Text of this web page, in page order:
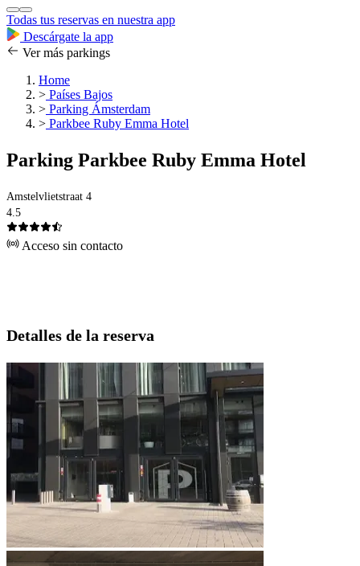
Todas tus reservas en nuestra app
Descárgate la app
Ver más parkings
Home
> Países Bajos
> Parking Ámsterdam
> Parkbee Ruby Emma Hotel
Parking Parkbee Ruby Emma Hotel
Amstelvlietstraat 4
4.5
Acceso sin contacto
Detalles de la reserva